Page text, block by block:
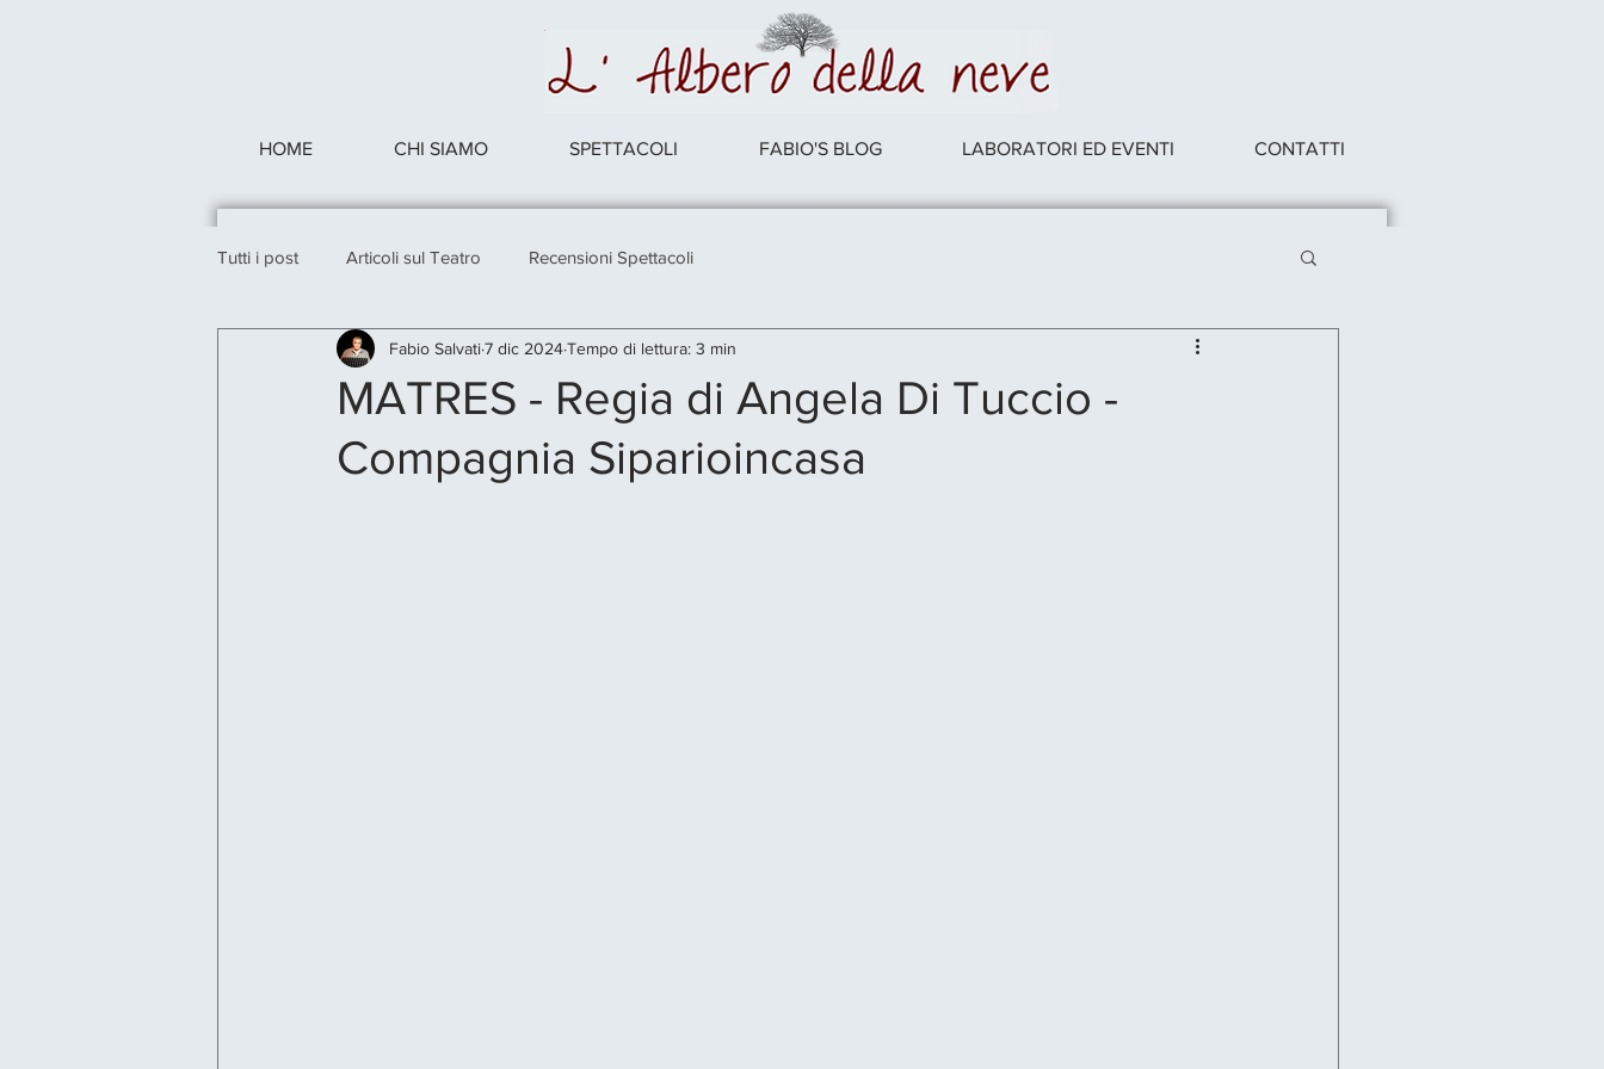
HOME CHI SIAMO SPETTACOLI FABIO'S BLOG LABORATORI ED EVENTI CONTATTI
Tutti i post Articoli sul Teatro Recensioni Spettacoli
MATRES - Regia di Angela Di Tuccio -
Compagnia Siparioincasa
Fabio Salvati7 dic 2024Tempo di lettura: 3 min